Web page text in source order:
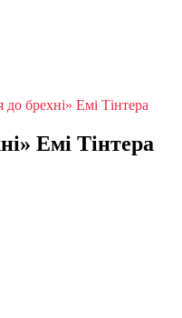
брехні» Емі Тінтера
Емі Тінтера